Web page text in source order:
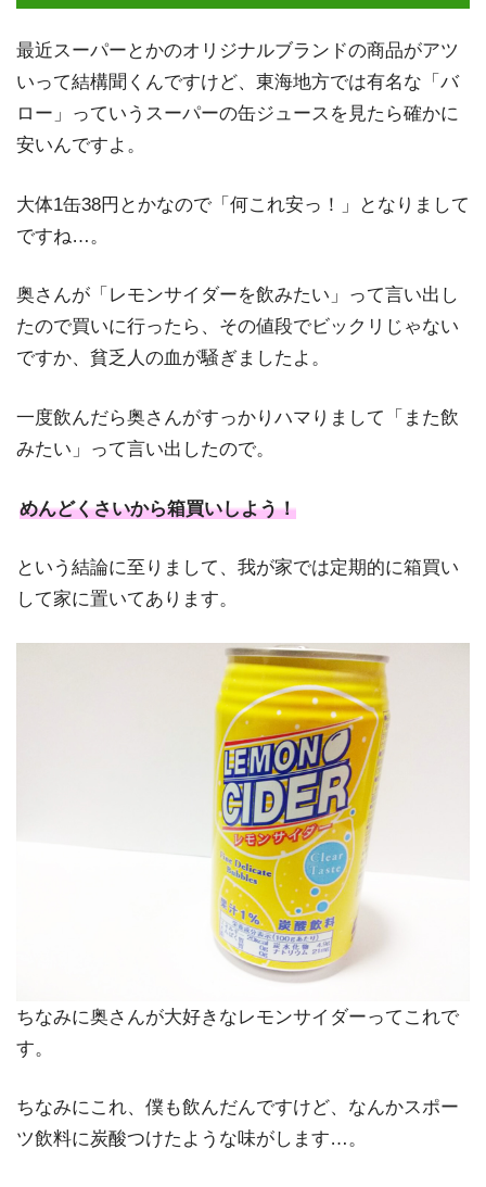
最近スーパーとかのオリジナルブランドの商品がアツ
いって結構聞くんですけど、東海地方では有名な「バ
ロー」っていうスーパーの缶ジュースを見たら確かに
安いんですよ。
大体1缶38円とかなので「何これ安っ！」となりまして
ですね…。
奥さんが「レモンサイダーを飲みたい」って言い出し
たので買いに行ったら、その値段でビックリじゃない
ですか、貧乏人の血が騒ぎましたよ。
一度飲んだら奥さんがすっかりハマりまして「また飲
みたい」って言い出したので。
めんどくさいから箱買いしよう！
という結論に至りまして、我が家では定期的に箱買い
して家に置いてあります。
ちなみに奥さんが大好きなレモンサイダーってこれで
す。
ちなみにこれ、僕も飲んだんですけど、なんかスポー
ツ飲料に炭酸つけたような味がします…。